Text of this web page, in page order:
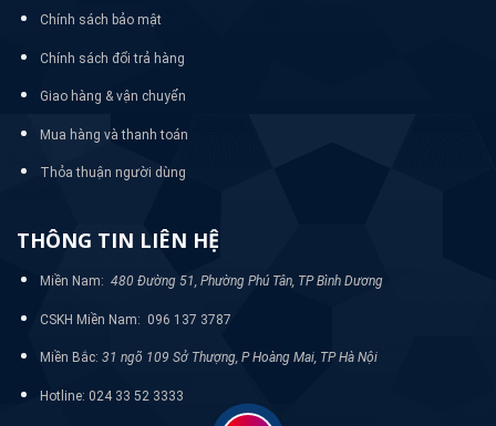
Chính sách bảo mật
Chính sách đổi trả hàng
Giao hàng & vận chuyển
Mua hàng và thanh toán
Thỏa thuận người dùng
THÔNG TIN LIÊN HỆ
Miền Nam: 480 Đường 51, Phường Phú Tân, TP Bình Dương
CSKH Miền Nam: 096 137 3787
Miền Bắc: 31 ngõ 109 Sở Thượng, P Hoàng Mai, TP Hà Nội
Hotline: 024 33 52 3333